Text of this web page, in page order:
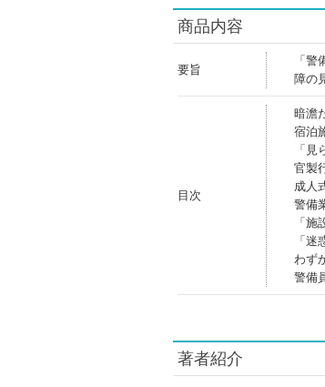
商品内容
要旨
「
障の
目次
暗澹
宿泊
「
官製
成人
警備
「
「
わず
警備
著者紹介